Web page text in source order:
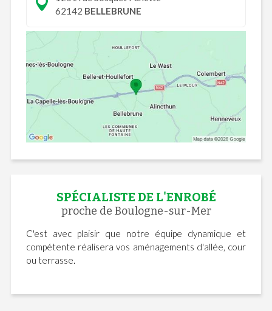
62142 BELLEBRUNE
SPÉCIALISTE DE L'ENROBÉ
proche de Boulogne-sur-Mer
C'est avec plaisir que notre équipe dynamique et
compétente réalisera vos aménagements d'allée, cour
ou terrasse.